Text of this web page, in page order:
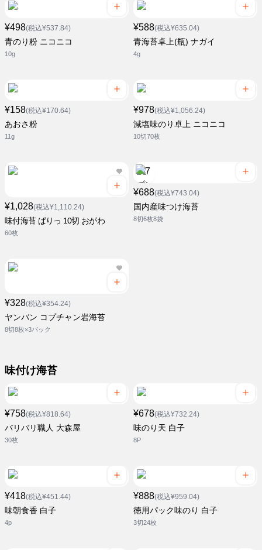
¥498(税込¥537.84)
青のり粉 ニコニコ
10g
¥588(税込¥635.04)
青海苔卓上(瓶) ナガイ
4g
¥158(税込¥170.64)
あおさ粉
11g
¥978(税込¥1,056.24)
減塩味のり卓上 ニコニコ
10切70枚
¥1,028(税込¥1,110.24)
味付海苔 ぱりっ 10切 おがわ
60枚
¥688(税込¥743.04)
国内産味つけ海苔
8切6枚8袋
¥328(税込¥354.24)
ヤンバン コプチャン岩海苔
8切8枚×3パック
味付け海苔
¥758(税込¥818.64)
バリバリ職人 大森屋
30枚
¥678(税込¥732.24)
味のり天 白子
8P
¥418(税込¥451.44)
味朝食香 白子
4p
¥888(税込¥959.04)
徳用パック味のり 白子
3切24枚